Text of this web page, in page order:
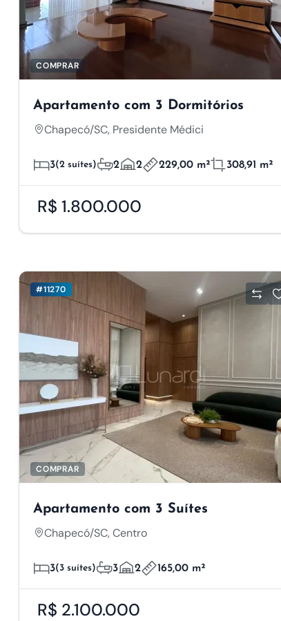
COMPRAR
Apartamento com 3 Dormitórios
Chapecó/SC, Presidente Médici
3(2 suítes) 2 2 229,00 m² 308,91 m²
R$ 1.800.000
#11270
COMPRAR
Apartamento com 3 Suítes
Chapecó/SC, Centro
3(3 suítes) 3 2 165,00 m²
R$ 2.100.000